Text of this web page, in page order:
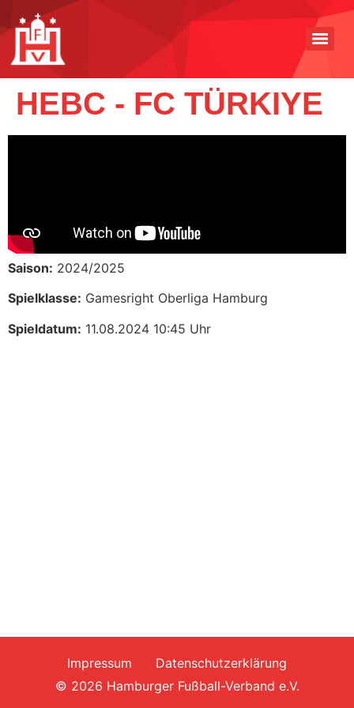
HEBC - FC TÜRKIYE
Saison: 2024/2025
Spielklasse: Gamesright Oberliga Hamburg
Spieldatum: 11.08.2024 10:45 Uhr
Impressum
Datenschutzerklärung
© 2026 Hamburger Fußball-Verband e.V.